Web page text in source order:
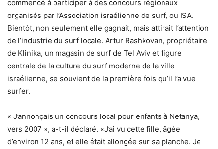
commencé à participer à des concours régionaux
organisés par l’Association israélienne de surf, ou ISA.
Bientôt, non seulement elle gagnait, mais attirait l’attention
de l’industrie du surf locale. Artur Rashkovan, propriétaire
de Klinika, un magasin de surf de Tel Aviv et figure
centrale de la culture du surf moderne de la ville
israélienne, se souvient de la première fois qu’il l’a vue
surfer.
« J’annonçais un concours local pour enfants à Netanya,
vers 2007 », a-t-il déclaré. «J’ai vu cette fille, âgée
d’environ 12 ans, et elle était allongée sur sa planche. Je